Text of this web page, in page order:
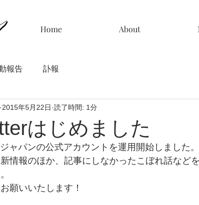
Home About
報告 訃報
はじめました
2015年5月22日 読了時間: 1分
ャパンの公式アカウントを運用開始しました。
情報のほか、記事にしなかったこぼれ話など
願いいたします！